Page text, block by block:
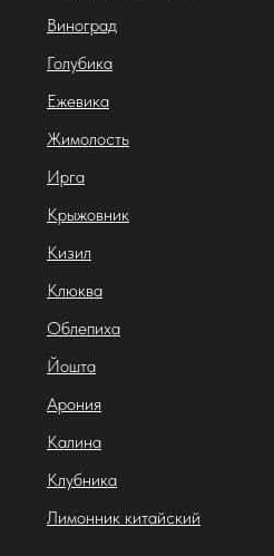
Виноград
Голубика
Ежевика
Жимолость
Ирга
Крыжовник
Кизил
Клюква
Облепиха
Йошта
Арония
Калина
Клубника
Лимонник китайский